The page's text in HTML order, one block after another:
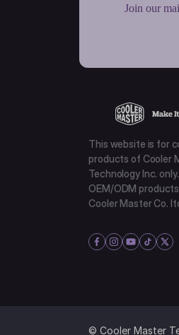
Join our
This website is for
products of Cooler
Technology Inc.
OEM/ODM
Cooler Master Co.
© Cooler Master